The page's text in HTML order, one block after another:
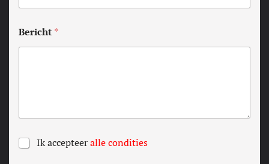
Bericht *
A
L
Ik accepteeralle condities